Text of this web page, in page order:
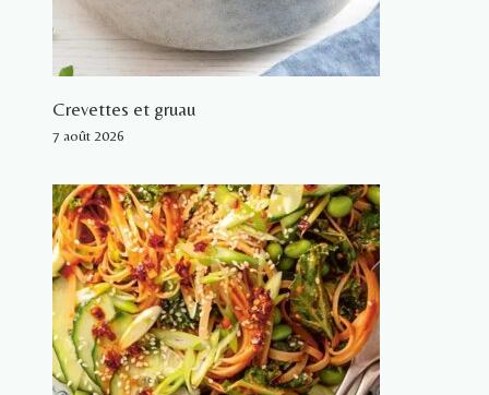
Crevettes et gruau
7 août 2026